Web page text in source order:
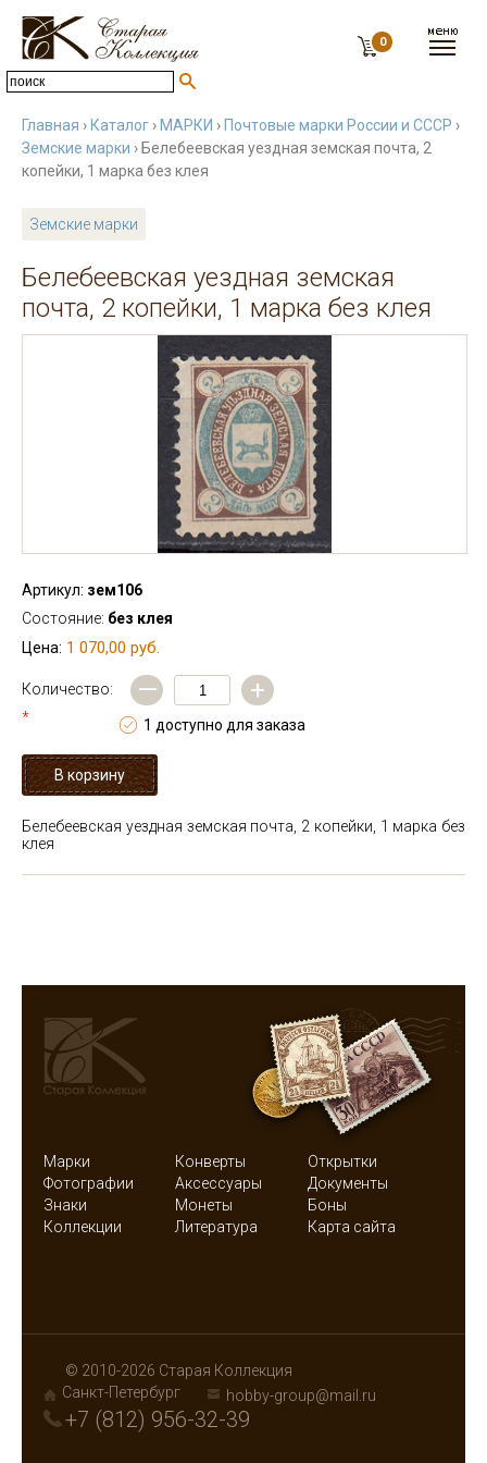
0
Главная › Каталог › МАРКИ › Почтовые марки России и СССР ›
Земские марки › Белебеевская уездная земская почта, 2
копейки, 1 марка без клея
Земские марки
Белебеевская уездная земская
почта, 2 копейки, 1 марка без клея
Артикул: зем106
Состояние: без клея
Цена: 1 070,00 руб.
Количество:
*
— +
1 доступно для заказа
Белебеевская уездная земская почта, 2 копейки, 1 марка без
клея
Марки Конверты
Открытки
Фотографии
Аксессуары
Документы
Знаки
Монеты
Боны
Коллекции
Литература Карта сайта
© 2010-2026 Старая Коллекция
Санкт-Петербург
hobby-group@mail.ru
+7 (812) 956-32-39